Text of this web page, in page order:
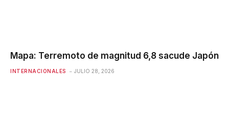
Mapa: Terremoto de magnitud 6,8 ​​sacude Japón
INTERNACIONALES JULIO 28, 2026